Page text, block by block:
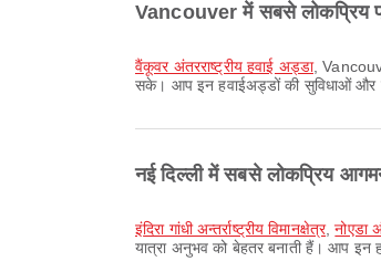
Vancouver में सबसे लोकप्रिय
वैंकूवर अंतरराष्ट्रीय हवाई अड्डा,
सके। आप इन हवाईअड्डों की सुविधाओं और
नई दिल्ली में सबसे लोकप्रिय
इंदिरा गांधी अन्तर्राष्ट्रीय विमानक्षेत्र,नोएडा
यात्रा अनुभव को बेहतर बनाती हैं। आप